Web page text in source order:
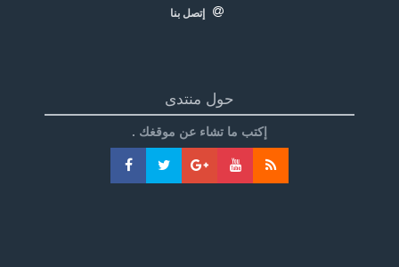
إتصل بنا
حول منتدى
إكتب ما تشاء عن موقغك .